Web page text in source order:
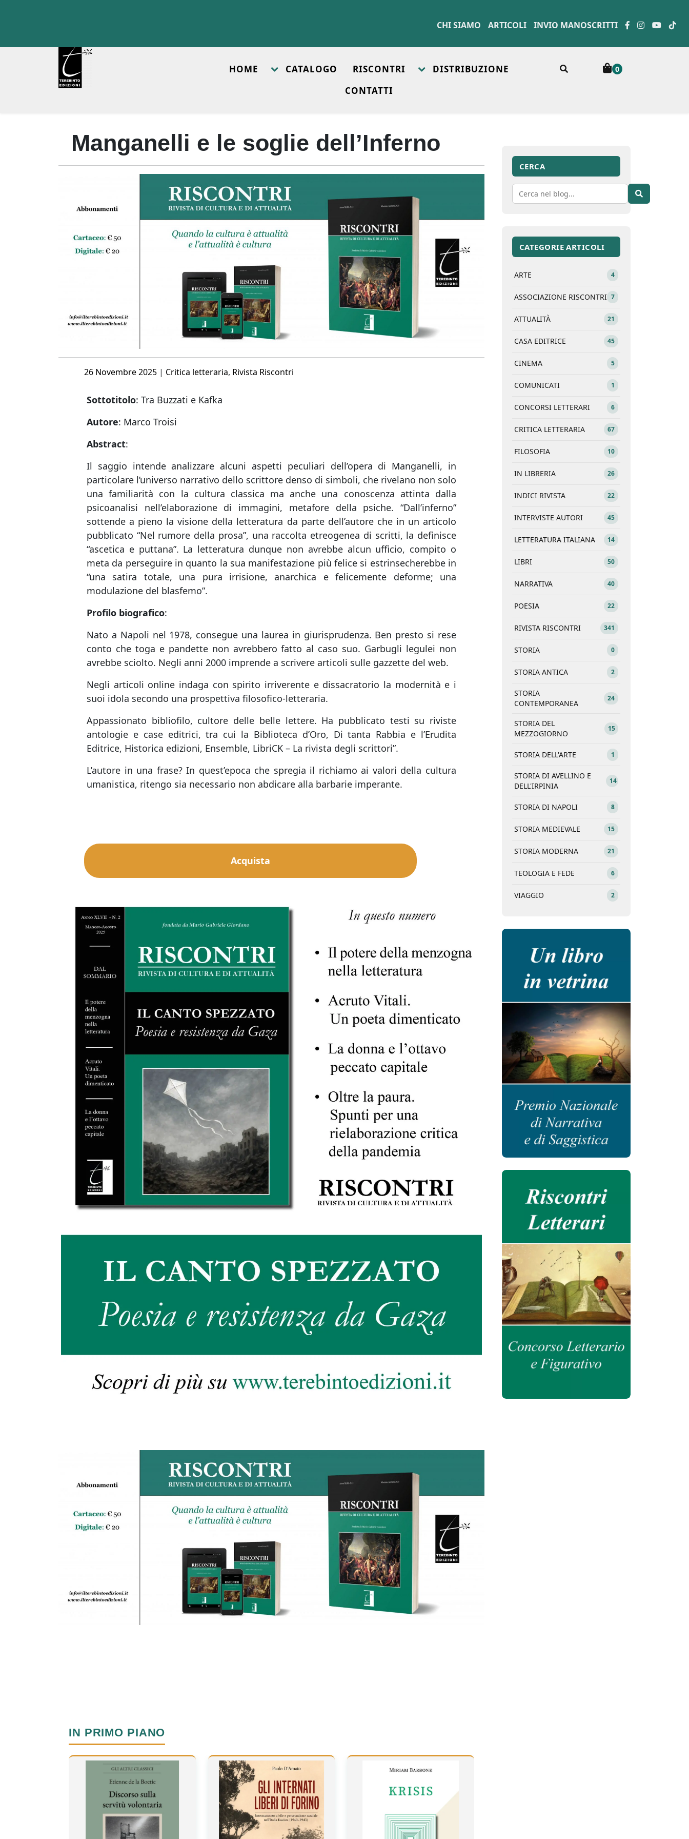
CHI SIAMO ARTICOLI INVIO MANOSCRITTI
HOME CATALOGO RISCONTRI
DISTRIBUZIONE
CONTATTI
0
Manganelli e le soglie dell’Inferno
Posted
26 Novembre 2025 | Critica letteraria, Rivista Riscontri
Sottotitolo: Tra Buzzati e Kafka
Autore: Marco Troisi
Abstract:
Il saggio intende analizzare alcuni aspetti peculiari dell’opera di Manganelli, in
particolare l’universo narrativo dello scrittore denso di simboli, che rivelano non solo
una familiarità con la cultura classica ma anche una conoscenza attinta dalla
psicoanalisi nell’elaborazione di immagini, metafore della psiche. “Dall’inferno”
sottende a pieno la visione della letteratura da parte dell’autore che in un articolo
pubblicato “Nel rumore della prosa”, una raccolta etreogenea di scritti, la definisce
“ascetica e puttana”. La letteratura dunque non avrebbe alcun ufficio, compito o
meta da perseguire in quanto la sua manifestazione più felice si estrinsecherebbe in
“una satira totale, una pura irrisione, anarchica e felicemente deforme; una
modulazione del blasfemo”.
Profilo biografico:
Nato a Napoli nel 1978, consegue una laurea in giurisprudenza. Ben presto si rese
conto che toga e pandette non avrebbero fatto al caso suo. Garbugli legulei non
avrebbe sciolto. Negli anni 2000 imprende a scrivere articoli sulle gazzette del web.
Negli articoli online indaga con spirito irriverente e dissacratorio la modernità e i
suoi idola secondo una prospettiva filosofico-letteraria.
Appassionato bibliofilo, cultore delle belle lettere. Ha pubblicato testi su riviste
antologie e case editrici, tra cui la Biblioteca d’Oro, Di tanta Rabbia e l’Erudita
Editrice, Historica edizioni, Ensemble, LibriCK – La rivista degli scrittori”.
L’autore in una frase? In quest’epoca che spregia il richiamo ai valori della cultura
umanistica, ritengo sia necessario non abdicare alla barbarie imperante.
Acquista
IN PRIMO PIANO
CERCA
CATEGORIE ARTICOLI
ARTE 4
ASSOCIAZIONE RISCONTRI 7
ATTUALITÀ 21
CASA EDITRICE 45
CINEMA 5
COMUNICATI 1
CONCORSI LETTERARI 6
CRITICA LETTERARIA 67
FILOSOFIA 10
IN LIBRERIA 26
INDICI RIVISTA 22
INTERVISTE AUTORI 45
LETTERATURA ITALIANA 14
LIBRI 50
NARRATIVA 40
POESIA 22
RIVISTA RISCONTRI 341
STORIA 0
STORIA ANTICA 2
STORIA
CONTEMPORANEA
24
STORIA DEL
MEZZOGIORNO
15
STORIA DELL'ARTE 1
STORIA DI AVELLINO E
DELL'IRPINIA
14
STORIA DI NAPOLI 8
STORIA MEDIEVALE 15
STORIA MODERNA 21
TEOLOGIA E FEDE 6
VIAGGIO 2